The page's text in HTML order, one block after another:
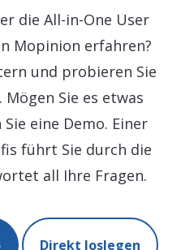
die All-in-One User
Mopinion erfahren?
und probieren Sie
Sie es etwas
eine Demo. Einer
führt Sie durch die
all Ihre Fragen.
Direkt loslegen